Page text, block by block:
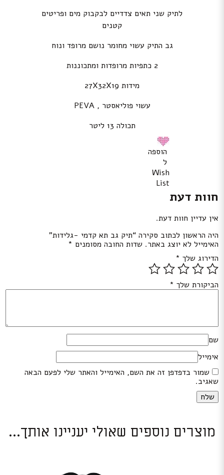
לתיק שני תאים צדדיים לבקבוק מים ופריטים
קטנים
גב התיק עשוי מחומר נושם מרופד ונוח
2 כתפיות מרופדות ומתכוננות
מידות 27X32X19
עשוי פוליאסטר , PEVA
תכולה 13 ליטר
הוספה
ל
Wish
List
חוות דעת
אין עדיין חוות דעת.
היה הראשון לכתוב סקירה “תיק גב תא קדמי -גלידות”
האימייל לא יוצג באתר. שדות החובה מסומנים *
הדירוג שלך *
הביקורת שלך *
שם
אימייל
שמור בדפדפן זה את השם, האימייל והאתר שלי לפעם הבאה
שאגיב.
מוצרים נוספים שאולי יעניינו אותך...